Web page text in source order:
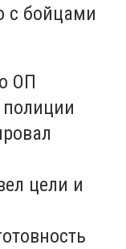
с бойцами
ОП
полиции
цели и